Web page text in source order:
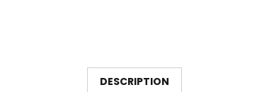
DESCRIPTION